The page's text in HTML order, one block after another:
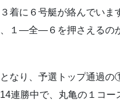
着に６号艇が絡んでいま
１―全―６を押さえるの
なり、予選トップ通過
連勝中で、 丸亀の１コー